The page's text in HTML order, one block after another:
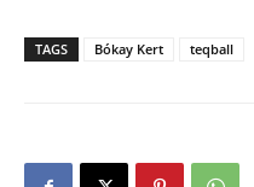
TAGS Bókay Kert teqball